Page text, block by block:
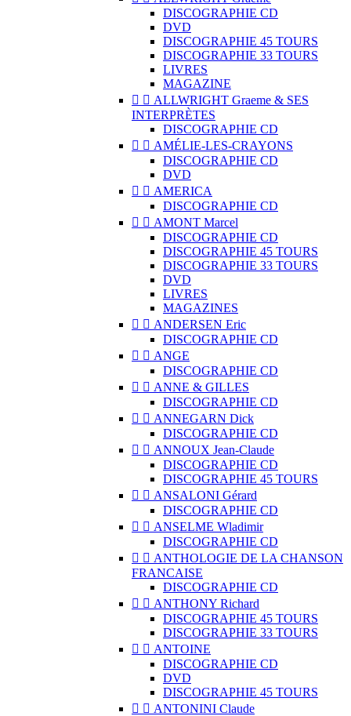
DISCOGRAPHIE CD
DVD
DISCOGRAPHIE 45 TOURS
DISCOGRAPHIE 33 TOURS
LIVRES
MAGAZINE
  ALLWRIGHT Graeme & SES
INTERPRÈTES
DISCOGRAPHIE CD
  AMÉLIE-LES-CRAYONS
DISCOGRAPHIE CD
DVD
  AMERICA
DISCOGRAPHIE CD
  AMONT Marcel
DISCOGRAPHIE CD
DISCOGRAPHIE 45 TOURS
DISCOGRAPHIE 33 TOURS
DVD
LIVRES
MAGAZINES
  ANDERSEN Eric
DISCOGRAPHIE CD
  ANGE
DISCOGRAPHIE CD
  ANNE & GILLES
DISCOGRAPHIE CD
  ANNEGARN Dick
DISCOGRAPHIE CD
  ANNOUX Jean-Claude
DISCOGRAPHIE CD
DISCOGRAPHIE 45 TOURS
  ANSALONI Gérard
DISCOGRAPHIE CD
  ANSELME Wladimir
DISCOGRAPHIE CD
  ANTHOLOGIE DE LA CHANSON
FRANCAISE
DISCOGRAPHIE CD
  ANTHONY Richard
DISCOGRAPHIE 45 TOURS
DISCOGRAPHIE 33 TOURS
  ANTOINE
DISCOGRAPHIE CD
DVD
DISCOGRAPHIE 45 TOURS
  ANTONINI Claude